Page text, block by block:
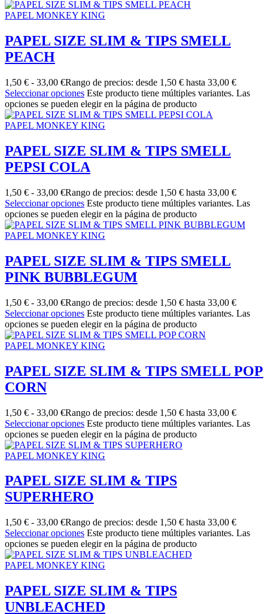
PAPEL MONKEY KING
PAPEL SIZE SLIM & TIPS SMELL
PEACH
1,50 € - 33,00 €Rango de precios: desde 1,50 € hasta 33,00 €
Seleccionar opciones Este producto tiene múltiples variantes. Las
opciones se pueden elegir en la página de producto
PAPEL MONKEY KING
PAPEL SIZE SLIM & TIPS SMELL
PEPSI COLA
1,50 € - 33,00 €Rango de precios: desde 1,50 € hasta 33,00 €
Seleccionar opciones Este producto tiene múltiples variantes. Las
opciones se pueden elegir en la página de producto
PAPEL MONKEY KING
PAPEL SIZE SLIM & TIPS SMELL
PINK BUBBLEGUM
1,50 € - 33,00 €Rango de precios: desde 1,50 € hasta 33,00 €
Seleccionar opciones Este producto tiene múltiples variantes. Las
opciones se pueden elegir en la página de producto
PAPEL MONKEY KING
PAPEL SIZE SLIM & TIPS SMELL POP
CORN
1,50 € - 33,00 €Rango de precios: desde 1,50 € hasta 33,00 €
Seleccionar opciones Este producto tiene múltiples variantes. Las
opciones se pueden elegir en la página de producto
PAPEL MONKEY KING
PAPEL SIZE SLIM & TIPS
SUPERHERO
1,50 € - 33,00 €Rango de precios: desde 1,50 € hasta 33,00 €
Seleccionar opciones Este producto tiene múltiples variantes. Las
opciones se pueden elegir en la página de producto
PAPEL MONKEY KING
PAPEL SIZE SLIM & TIPS
UNBLEACHED